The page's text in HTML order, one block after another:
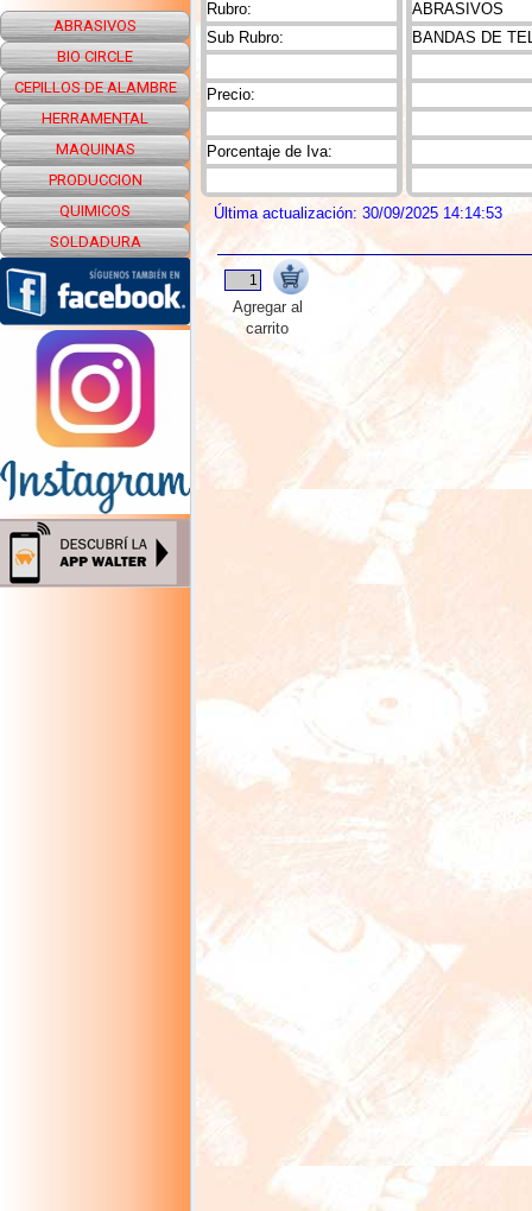
ABRASIVOS
BIO CIRCLE
CEPILLOS DE ALAMBRE
HERRAMENTAL
MAQUINAS
PRODUCCION
QUIMICOS
SOLDADURA
Rubro:
Sub Rubro:
Precio:
Porcentaje de Iva:
ABRASIVOS
BANDAS DE
Última actualización: 30/09/2025 14:14:53
Agregar al
carrito